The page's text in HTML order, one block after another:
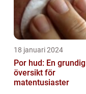
18 januari 2024
Por hud: En grundig
översikt för
matentusiaster